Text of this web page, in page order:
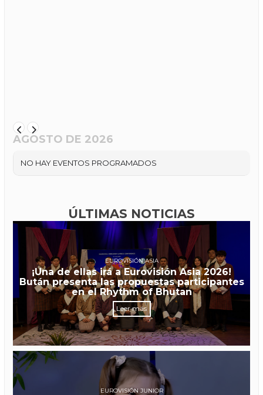
AGOSTO DE 2026
NO HAY EVENTOS PROGRAMADOS
ÚLTIMAS NOTICIAS
EUROVISIÓN ASIA
¡Una de ellas irá a Eurovisión Asia 2026!
Bután presenta las propuestas participantes
en el Rhythm of Bhutan
Leer más
EUROVISIÓN JUNIOR